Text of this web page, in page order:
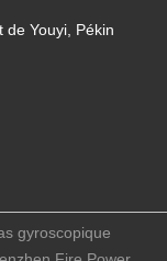
de Youyi, Pékin
gyroscopique